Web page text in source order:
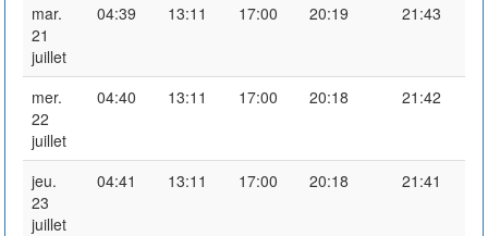
mar.
21
juillet
04:39 13:11 17:00 20:19 21:43
mer.
22
juillet
04:40 13:11 17:00 20:18 21:42
jeu.
23
juillet
04:41 13:11 17:00 20:18 21:41